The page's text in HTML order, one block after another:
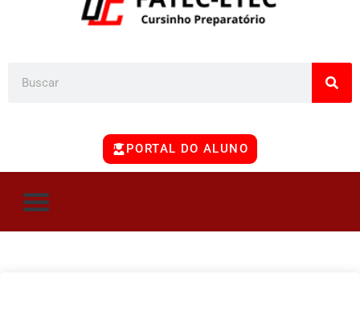
PORTAL DO ALUNO